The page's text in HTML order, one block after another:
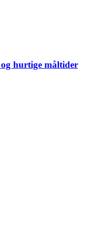
hurtige måltider